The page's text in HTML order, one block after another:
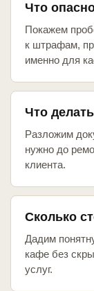
Что
Покажем
к штрафам,
именно для
Что
Разложим
нужно до
клиента.
Сколько
Дадим
кафе без
услуг.